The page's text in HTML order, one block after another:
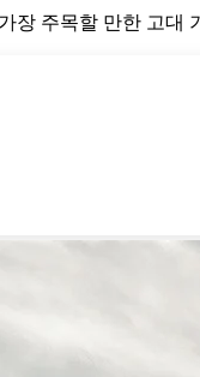
장 주목할 만한 고대